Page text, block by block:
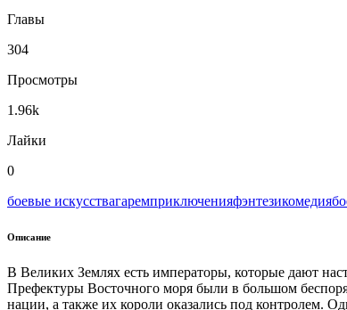
Главы
304
Просмотры
1.96k
Лайки
0
боевые искусствагаремприключенияфэнтезикомедия
Описание
В Великих Землях есть императоры, которые дают
Префектуры Восточного моря были в большом
нации, а также их короли оказались под контролем.